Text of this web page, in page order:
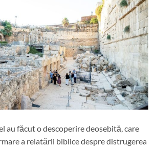
au făcut o descoperire deosebită, care
a relatării biblice despre distrugerea